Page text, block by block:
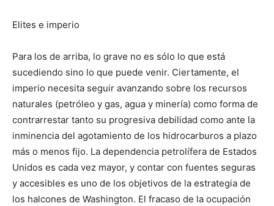
Elites e imperio
Para los de arriba, lo grave no es sólo lo que está
sucediendo sino lo que puede venir. Ciertamente, el
imperio necesita seguir avanzando sobre los recursos
naturales (petróleo y gas, agua y minería) como forma de
contrarrestar tanto su progresiva debilidad como ante la
inminencia del agotamiento de los hidrocarburos a plazo
más o menos fijo. La dependencia petrolífera de Estados
Unidos es cada vez mayor, y contar con fuentes seguras
y accesibles es uno de los objetivos de la estrategia de
los halcones de Washington. El fracaso de la ocupación